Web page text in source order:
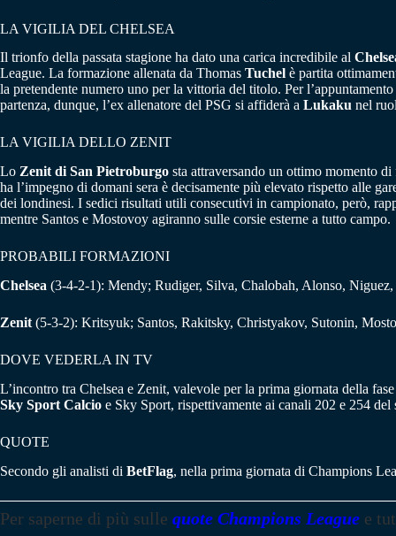
LA VIGILIA DEL CHELSEA
Il trionfo della passata stagione ha dato una carica incredibile al
League. La formazione allenata da Thomas Tuchel è partita
la pretendente numero uno per la vittoria del titolo. Per
partenza, dunque, l’ex allenatore del PSG si affiderà a Lukaku nel
LA VIGILIA DELLO ZENIT
Lo Zenit di San Pietroburgo sta attraversando un ottimo momento
ha l’impegno di domani sera è decisamente più elevato rispetto alle
dei londinesi. I sedici risultati utili consecutivi in campionato, però,
mentre Santos e Mostovoy agiranno sulle corsie esterne a tutto campo.
PROBABILI FORMAZIONI
Chelsea (3-4-2-1): Mendy; Rudiger, Silva, Chalobah, Alonso,
Zenit (5-3-2): Kritsyuk; Santos, Rakitsky, Christyakov, Sutonin,
DOVE VEDERLA IN TV
L’incontro tra Chelsea e Zenit, valevole per la prima giornata della
Sky Sport Calcio e Sky Sport, rispettivamente ai canali 202 e 254
QUOTE
Secondo gli analisti di BetFlag, nella prima giornata di Champions
Per saperne di più sulle quote Champions League e